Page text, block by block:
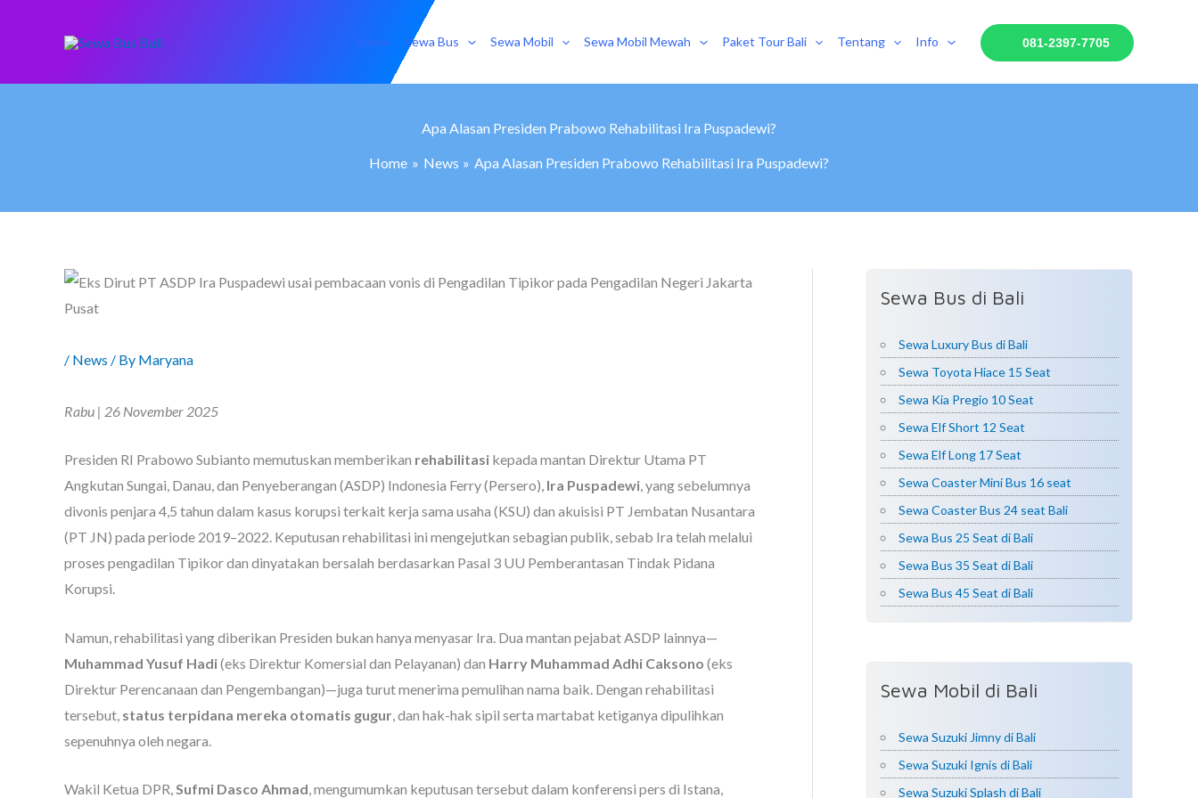
Home Sewa Bus Sewa Mobil Sewa Mobil Mewah Paket Tour Bali Tentang Info 081-2397-7705
Apa Alasan Presiden Prabowo Rehabilitasi Ira Puspadewi?
Home News Apa Alasan Presiden Prabowo Rehabilitasi Ira Puspadewi?
/ News / By Maryana
Rabu | 26 November 2025
Presiden RI Prabowo Subianto memutuskan memberikan rehabilitasi kepada mantan Direktur Utama PT
Angkutan Sungai, Danau, dan Penyeberangan (ASDP) Indonesia Ferry (Persero), Ira Puspadewi, yang sebelumnya
divonis penjara 4,5 tahun dalam kasus korupsi terkait kerja sama usaha (KSU) dan akuisisi PT Jembatan Nusantara
(PT JN) pada periode 2019–2022. Keputusan rehabilitasi ini mengejutkan sebagian publik, sebab Ira telah melalui
proses pengadilan Tipikor dan dinyatakan bersalah berdasarkan Pasal 3 UU Pemberantasan Tindak Pidana
Korupsi.
Namun, rehabilitasi yang diberikan Presiden bukan hanya menyasar Ira. Dua mantan pejabat ASDP lainnya—
Muhammad Yusuf Hadi(eks Direktur Komersial dan Pelayanan) dan Harry Muhammad Adhi Caksono (eks
Direktur Perencanaan dan Pengembangan)—juga turut menerima pemulihan nama baik. Dengan rehabilitasi
tersebut, status terpidana mereka otomatis gugur, dan hak-hak sipil serta martabat ketiganya dipulihkan
sepenuhnya oleh negara.
Wakil Ketua DPR,Sufmi Dasco Ahmad, mengumumkan keputusan tersebut dalam konferensi pers di Istana,
Sewa Bus di Bali
Sewa Luxury Bus di Bali
Sewa Toyota Hiace 15 Seat
Sewa Kia Pregio 10 Seat
Sewa Elf Short 12 Seat
Sewa Elf Long 17 Seat
Sewa Coaster Mini Bus 16 seat
Sewa Coaster Bus 24 seat Bali
Sewa Bus 25 Seat di Bali
Sewa Bus 35 Seat di Bali
Sewa Bus 45 Seat di Bali
Sewa Mobil di Bali
Sewa Suzuki Jimny di Bali
Sewa Suzuki Ignis di Bali
Sewa Suzuki Splash di Bali